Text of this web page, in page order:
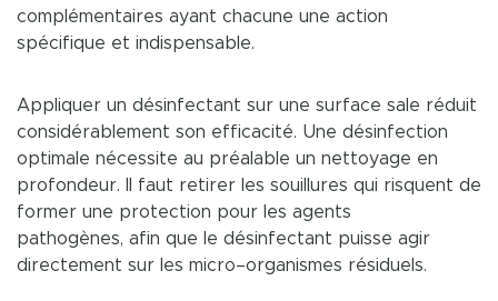
complémentaires ayant chacune une action
spécifique et indispensable.
Appliquer un désinfectant sur une surface sale réduit
considérablement son efficacité. Une désinfection
optimale nécessite au préalable un nettoyage en
profondeur. Il faut retirer les souillures qui risquent de
former une protection pour les agents
pathogènes, afin que le désinfectant puisse agir
directement sur les micro–organismes résiduels.